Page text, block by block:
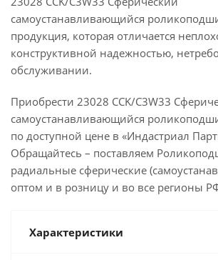
самоустанавливающийся
продукция, которая отличается
конструктивной надежностью,
обслуживании.
Приобрести 23028 CCK/C3W33
самоустанавливающийся
по доступной цене в «Индастриал
Обращайтесь – поставляем
радиальные сферические
оптом и в розницу и во все регионы
Характеристики